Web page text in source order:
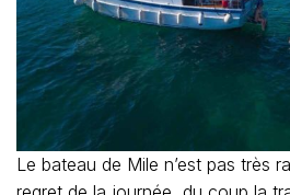
Le bateau de Mile n’est pas très